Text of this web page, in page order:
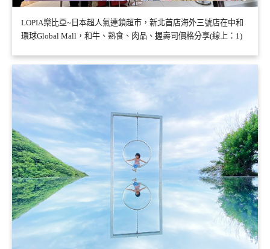
LOPIA樂比亞~日本超人氣連鎖超市，新北首店海外三號店在中和
環球Global Mall，和牛、熟食、肉品、握壽司價格分享(線上：1)